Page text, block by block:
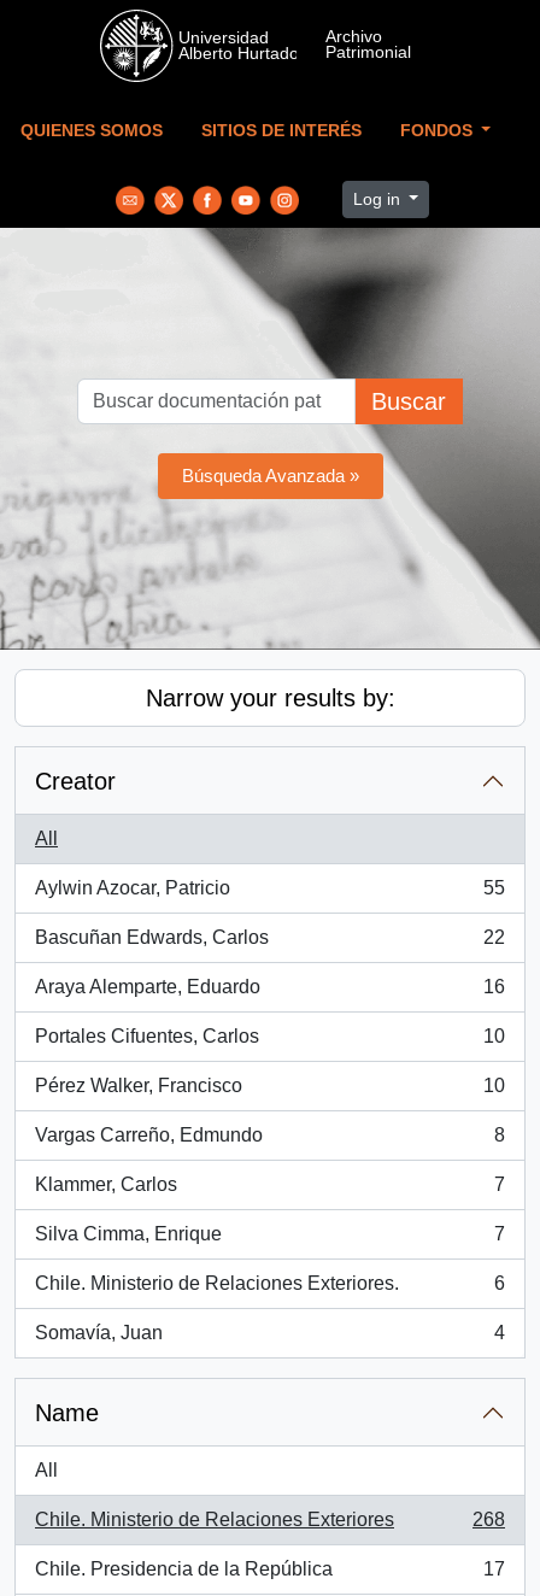
Skip to main content
QUIENES SOMOS SITIOS DE INTERÉS FONDOS
Log in
Buscar
Búsqueda Avanzada »
Narrow your results by:
Creator
All
Aylwin Azocar, Patricio
, 55 results
55
Bascuñan Edwards, Carlos
, 22 results
22
Araya Alemparte, Eduardo
, 16 results
16
Portales Cifuentes, Carlos
, 10 results
10
Pérez Walker, Francisco
, 10 results
10
Vargas Carreño, Edmundo
, 8 results
8
Klammer, Carlos
, 7 results
7
Silva Cimma, Enrique
, 7 results
7
Chile. Ministerio de Relaciones Exteriores.
, 6 results
6
Somavía, Juan
, 4 results
4
Name
All
Chile. Ministerio de Relaciones Exteriores
, 268 results
268
Chile. Presidencia de la República
, 17 results
17